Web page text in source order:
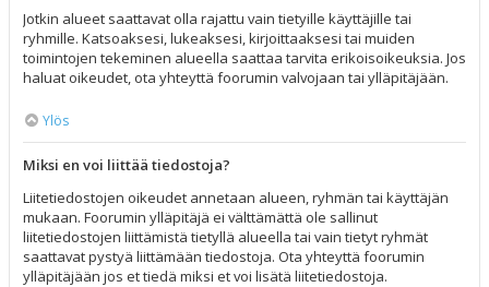
Jotkin alueet saattavat olla rajattu vain tietyille käyttäjille tai
ryhmille. Katsoaksesi, lukeaksesi, kirjoittaaksesi tai muiden
toimintojen tekeminen alueella saattaa tarvita erikoisoikeuksia. Jos
haluat oikeudet, ota yhteyttä foorumin valvojaan tai ylläpitäjään.
Ylös
Miksi en voi liittää tiedostoja?
Liitetiedostojen oikeudet annetaan alueen, ryhmän tai käyttäjän
mukaan. Foorumin ylläpitäjä ei välttämättä ole sallinut
liitetiedostojen liittämistä tietyllä alueella tai vain tietyt ryhmät
saattavat pystyä liittämään tiedostoja. Ota yhteyttä foorumin
ylläpitäjään jos et tiedä miksi et voi lisätä liitetiedostoja.